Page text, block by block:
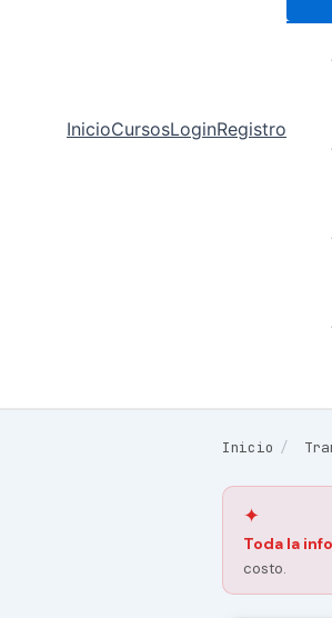
InicioCursosLoginRegistro
Inicio /
✦
Toda la
costo.